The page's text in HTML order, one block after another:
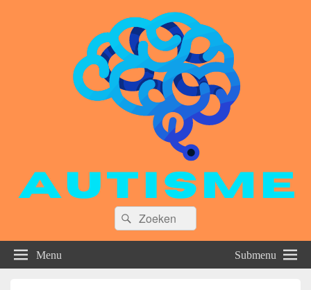
Zoeken
naar:
Zoeken
Menu Submenu